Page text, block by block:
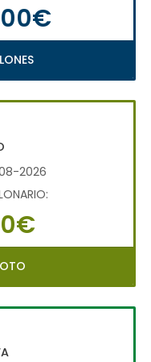
2026